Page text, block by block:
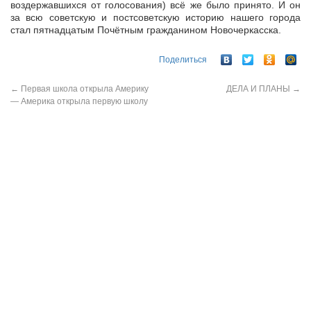
воздержавшихся от голосования) всё же было принято. И он
за всю советскую и постсоветскую историю нашего города
стал пятнадцатым Почётным гражданином Новочеркасска.
Поделиться
← Первая школа открыла Америку
— Америка открыла первую школу
ДЕЛА И ПЛАНЫ →